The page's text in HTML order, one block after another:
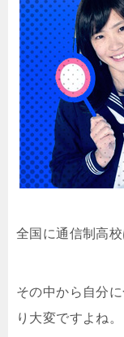
全国に通信制高
その中から自分
り大変ですよね。